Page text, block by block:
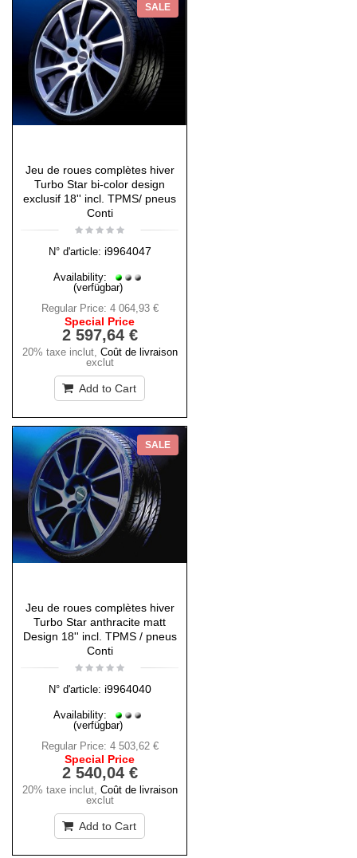
SALE
Jeu de roues complètes hiver
Turbo Star bi-color design
exclusif 18'' incl. TPMS/ pneus
Conti
N° d'article: i9964047
Availability:
(verfügbar)
Regular Price: 4 064,93 €
Special Price
2 597,64 €
20% taxe inclut, Coût de livraison
exclut
Add to Cart
SALE
Jeu de roues complètes hiver
Turbo Star anthracite matt
Design 18'' incl. TPMS / pneus
Conti
N° d'article: i9964040
Availability:
(verfügbar)
Regular Price: 4 503,62 €
Special Price
2 540,04 €
20% taxe inclut, Coût de livraison
exclut
Add to Cart